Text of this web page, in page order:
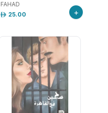
FAHAD
25.00
+